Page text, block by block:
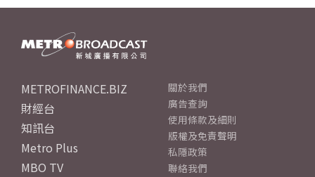
METROFINANCE.BIZ
財經台
知訊台
Metro Plus
MBO TV
關於我們
廣告查詢
使用條款及細則
版權及免責聲明
私隱政策
聯絡我們